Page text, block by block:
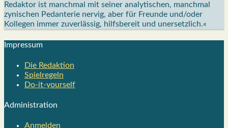
Redaktor ist manchmal mit seiner analytischen, manchmal
zynischen Pedanterie nervig, aber für Freunde und/oder
Kollegen immer zuverlässig, hilfsbereit und unersetzlich.«
Impres­sum
Die Redak­ti­on
Spiel­re­geln
Do-it-your­s­elf
Admi­nis­tra­ti­on
Anmelden